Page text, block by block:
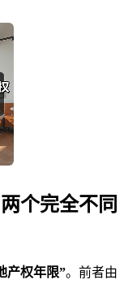
个完全不同
产权年限”。前者由